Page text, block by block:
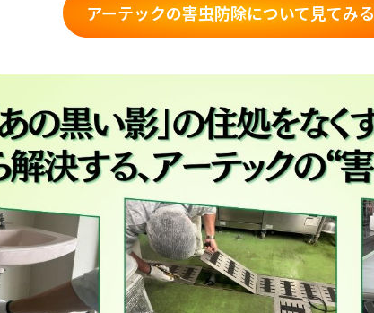
アーテックの害虫防除について見てみる